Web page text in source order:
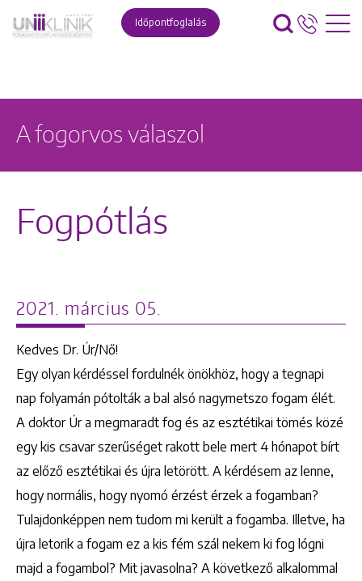
Időpontfoglalás
A fogorvos válaszol
Fogpótlás
2021. március 05.
Kedves Dr. Úr/Nő!
Egy olyan kérdéssel fordulnék önökhöz, hogy a tegnapi
nap folyamán pótolták a bal alsó nagymetszo fogam élét.
A doktor Úr a megmaradt fog és az esztétikai tömés közé
egy kis csavar szerűséget rakott bele mert 4 hónapot bírt
az előző esztétikai és újra letörött. A kérdésem az lenne,
hogy normális, hogy nyomó érzést érzek a fogamban?
Tulajdonképpen nem tudom mi került a fogamba. Illetve, ha
újra letorik a fogam ez a kis fém szál nekem ki fog lógni
majd a fogambol? Mit javasolna? A következő alkalommal